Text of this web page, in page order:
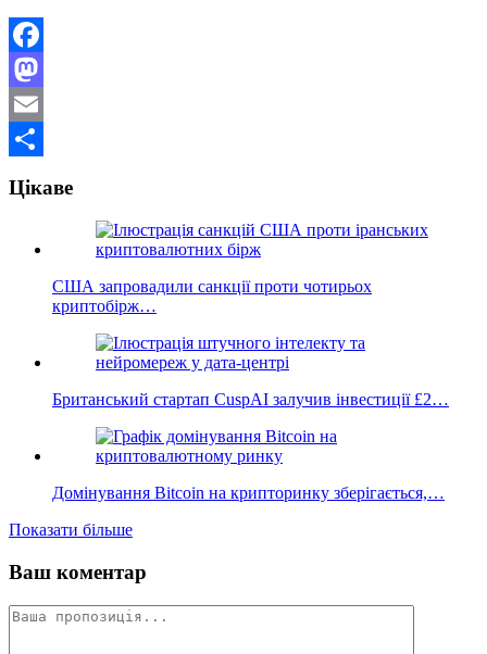
Facebook
Mastodon
Email
Цікаве
США запровадили санкції проти чотирьох
криптобірж…
Британський стартап CuspAI залучив інвестиції £2…
Домінування Bitcoin на крипторинку зберігається,…
Показати більше
Ваш коментар